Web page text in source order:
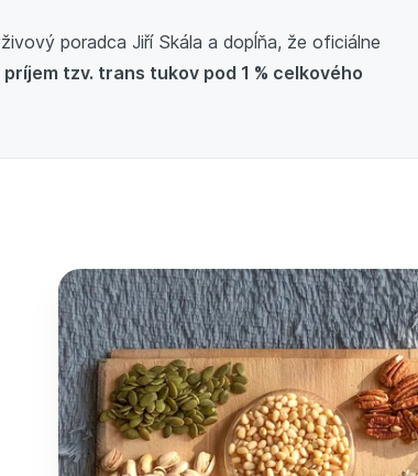
poradca Jiří Skála a dopĺňa, že oficiálne
príjem tzv. trans tukov pod 1 % celkového